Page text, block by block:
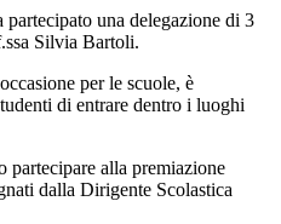
una delegazione di 3
Silvia Bartoli.
per le scuole, è
di entrare dentro i luoghi
partecipare alla premiazione
dalla Dirigente Scolastica